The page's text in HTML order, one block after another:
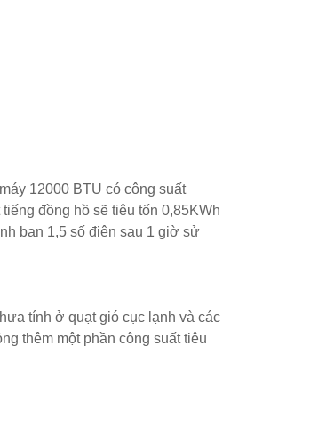
12000 BTU có công suất
đồng hồ sẽ tiêu tốn 0,85KWh
bạn 1,5 số điện sau 1 giờ sử
tính ở quạt gió cục lạnh và các
thêm một phần công suất tiêu